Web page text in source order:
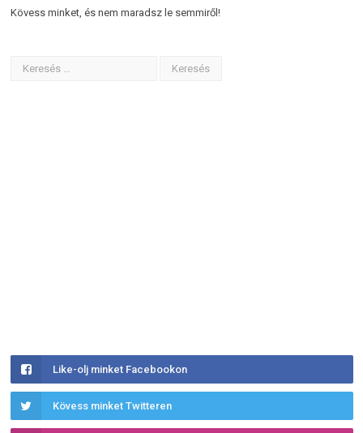
Kövess minket, és nem maradsz le semmiről!
Like-olj minket Facebookon
Kövess minket Twitteren